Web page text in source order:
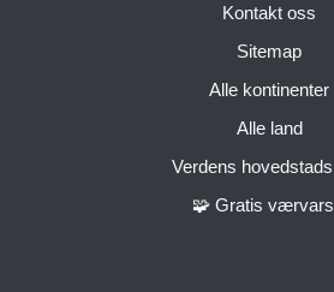
Kontakt oss
Sitemap
Alle kontinenter
Alle land
Verdens
🧩 Gratis